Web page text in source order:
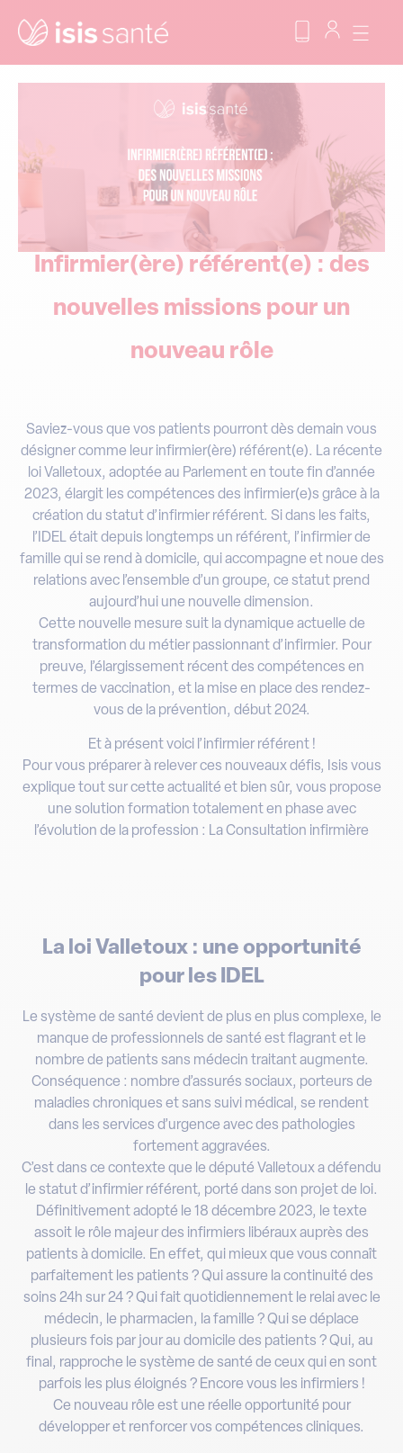
Infirmier(ère) référent(e) : des
nouvelles missions pour un
nouveau rôle
Saviez-vous que vos patients pourront dès demain vous
désigner comme leur infirmier(ère) référent(e). La récente
loi Valletoux, adoptée au Parlement en toute fin d’année
2023, élargit les compétences des infirmier(e)s grâce à la
création du statut d’infirmier référent. Si dans les faits,
l’IDEL était depuis longtemps un référent, l’infirmier de
famille qui se rend à domicile, qui accompagne et noue des
relations avec l’ensemble d’un groupe, ce statut prend
aujourd’hui une nouvelle dimension.
Cette nouvelle mesure suit la dynamique actuelle de
transformation du métier passionnant d’infirmier. Pour
preuve, l’élargissement récent des compétences en
termes de vaccination, et la mise en place des rendez-
vous de la prévention, début 2024.
Et à présent voici l’infirmier référent !
Pour vous préparer à relever ces nouveaux défis, Isis vous
explique tout sur cette actualité et bien sûr, vous propose
une solution formation totalement en phase avec
l’évolution de la profession : La Consultation infirmière
La loi Valletoux : une opportunité
pour les IDEL
Le système de santé devient de plus en plus complexe, le
manque de professionnels de santé est flagrant et le
nombre de patients sans médecin traitant augmente.
Conséquence : nombre d’assurés sociaux, porteurs de
maladies chroniques et sans suivi médical, se rendent
dans les services d’urgence avec des pathologies
fortement aggravées.
C’est dans ce contexte que le député Valletoux a défendu
le statut d’infirmier référent, porté dans son projet de loi.
Définitivement adopté le 18 décembre 2023, le texte
assoit le rôle majeur des infirmiers libéraux auprès des
patients à domicile. En effet, qui mieux que vous connaît
parfaitement les patients ? Qui assure la continuité des
soins 24h sur 24 ? Qui fait quotidiennement le relai avec le
médecin, le pharmacien, la famille ? Qui se déplace
plusieurs fois par jour au domicile des patients ? Qui, au
final, rapproche le système de santé de ceux qui en sont
parfois les plus éloignés ? Encore vous les infirmiers !
Ce nouveau rôle est une réelle opportunité pour
développer et renforcer vos compétences cliniques.